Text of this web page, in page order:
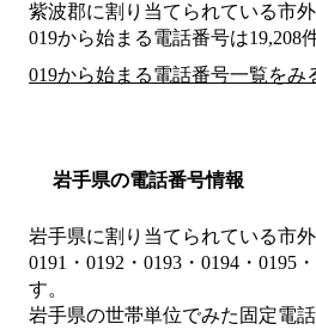
紫波郡に割り当てられている市外
019から始まる電話番号は19,208
019から始まる電話番号一覧をみ
岩手県の電話番号情報
岩手県に割り当てられている市外
0191・0192・0193・0194・0195
す。
岩手県の世帯単位でみた固定電話